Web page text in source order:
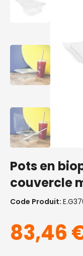
Pots en
couvercle
Code Produit:
83,46